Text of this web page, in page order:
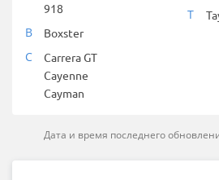
918
B Boxster
C
Carrera GT
Cayenne
Cayman
T
Дата и время последнего